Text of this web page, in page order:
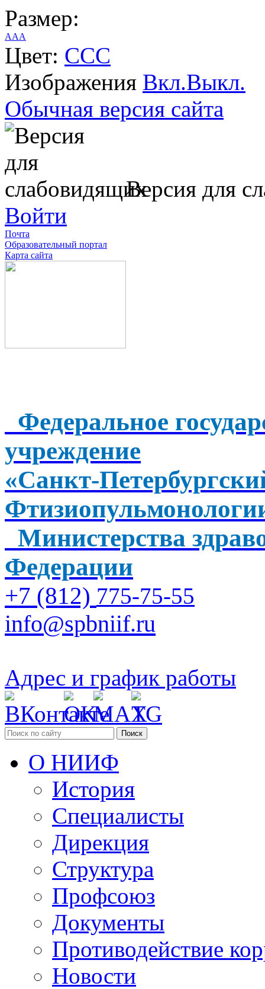
Размер:
AAA
Цвет: CCC
Изображения Вкл.Выкл.
Обычная версия сайта
Версия для
Войти
Почта
Образовательный портал
Карта сайта
Федеральное
учреждение
«Санкт-
Министерства
Федерации
+7 (812) 775-75-55
info@spbniif.ru
Адрес и график работы
Поиск
О НИИФ
История
Специалисты
Дирекция
Структура
Профсоюз
Документы
Противодействие
Новости